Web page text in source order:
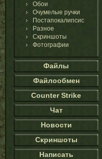
Обои
Очумелые ручки
Постапокалипсис
Разное
Скриншоты
Фотографии
Файлы
Файлообмен
Counter Strike
Чат
Новости
Скриншоты
Написать